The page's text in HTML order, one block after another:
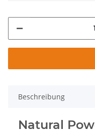
Beschreibung
Natural